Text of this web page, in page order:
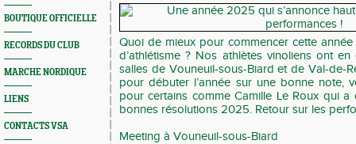
BOUTIQUE OFFICIELLE
RECORDS DU CLUB
MARCHE NORDIQUE
LIENS
CONTACTS VSA
Quoi de mieux pour commencer cette
d’athlétisme ? Nos athlètes vinoliens ont
salles de Vouneuil-sous-Biard et de Val-de-
pour débuter l’année sur une bonne note,
pour certains comme Camille Le Roux qui a
bonnes résolutions 2025. Retour sur les
Meeting à Vouneuil-sous-Biard